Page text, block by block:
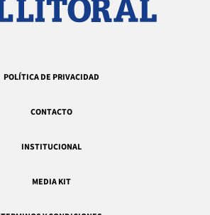
POLÍTICA DE PRIVACIDAD
CONTACTO
INSTITUCIONAL
MEDIA KIT